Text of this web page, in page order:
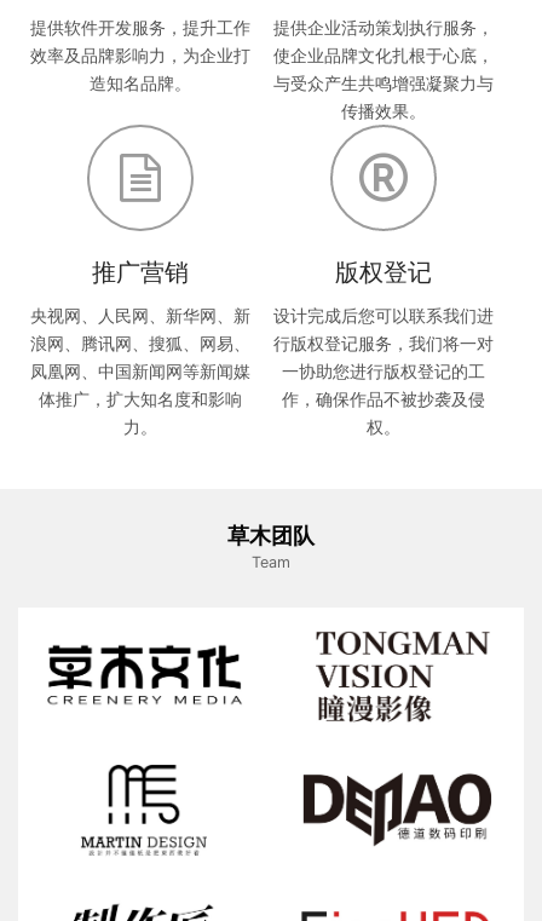
提供软件开发服务，提升工作
效率及品牌影响力，为企业打
造知名品牌。
提供企业活动策划执行服务，
使企业品牌文化扎根于心底，
与受众产生共鸣增强凝聚力与
传播效果。
推广营销
央视网、人民网、新华网、新
浪网、腾讯网、搜狐、网易、
凤凰网、中国新闻网等新闻媒
体推广，扩大知名度和影响
力。
版权登记
设计完成后您可以联系我们进
行版权登记服务，我们将一对
一协助您进行版权登记的工
作，确保作品不被抄袭及侵
权。
草木团队
Team